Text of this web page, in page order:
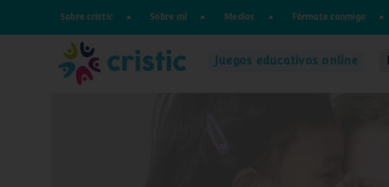
Sobre cristic Sobre mí Medios Fórmate conmigo
Juegos educativos online